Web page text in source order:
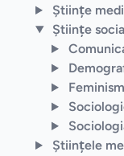
Ştiinţe
Ştiinţe
Feminism
Ştiinţele